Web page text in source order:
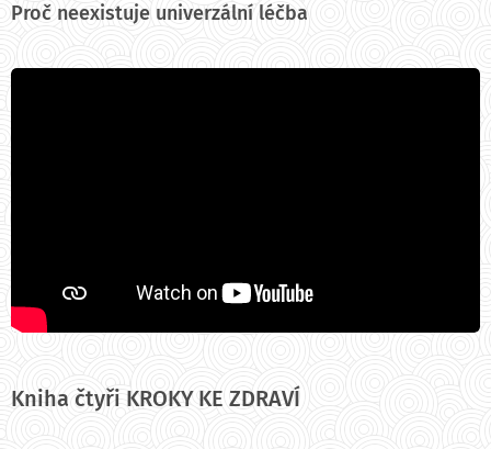
Proč neexistuje univerzální léčba
Kniha čtyři KROKY KE ZDRAVÍ